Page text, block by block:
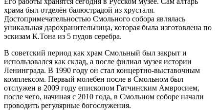
храма был отделён балюстрадой из хрусталя.
Достопримечательностью Смольного собора являлась
уникальная дарохранительница, которая была изготовлена по
эскизам К.Тона из 5 пудов серебра.
В советский период как храм Смольный был закрыт и
использовался как склад, а после филиал музея истории
Ленинграда. В 1990 году он стал концертно-выставочным
комплексом. Первый молебен после в Смольном был
отслужен в 2009 году епископом Гатчинским Амвросием,
после чего, начиная с 2010 года, в Смольном соборе начали
проводить регулярные богослужения.